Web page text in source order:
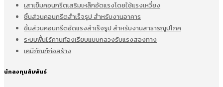
เสาเข็มคอนกรีตเสริมเหล็กอัดแรงโดยใช้แรงเหวี่ยง
ชิ้นส่วนคอนกรีตสำเร็จรูป สำหรับงานอาคาร
ชิ้นส่วนคอนกรีตอัดแรงสำเร็จรูป สำหรับงานสาธารณูปโภค
ระบบพื้นไร้คานท้องเรียบแบบกลวงรับแรงสองทาง
เคมีภัณฑ์ก่อสร้าง
นักลงทุนสัมพันธ์